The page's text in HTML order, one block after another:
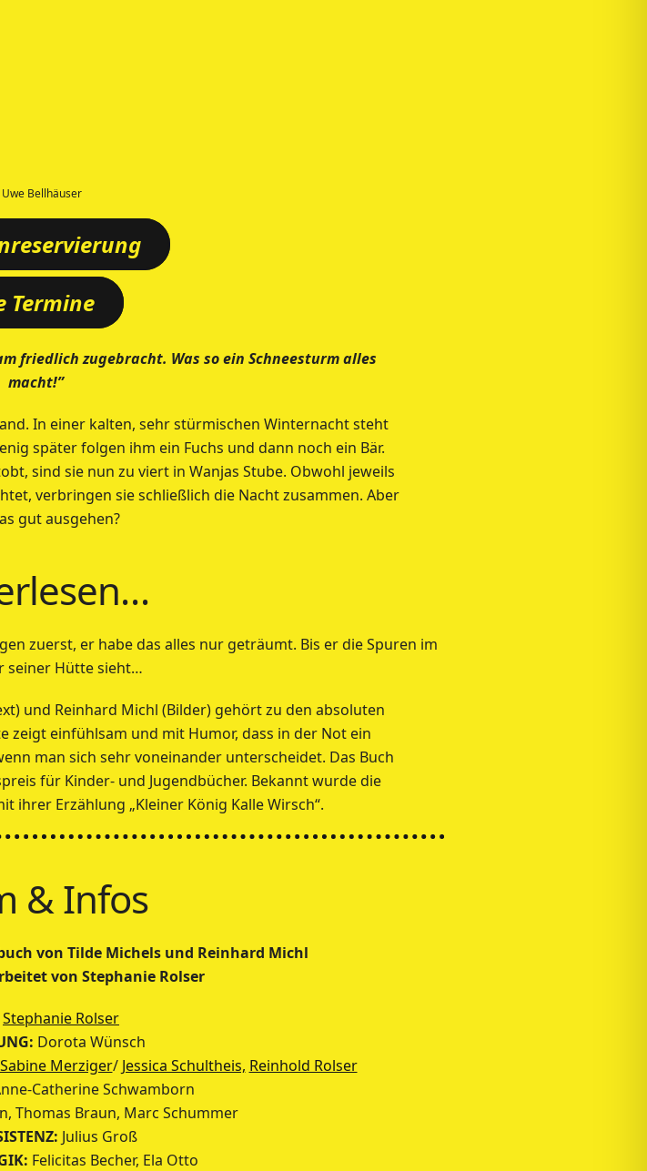
Termine
friedlich zugebracht. Was so ein Schneesturm alles
macht!”
In einer kalten, sehr stürmischen Winternacht steht
später folgen ihm ein Fuchs und dann noch ein Bär.
sind sie nun zu viert in Wanjas Stube. Obwohl jeweils
verbringen sie schließlich die Nacht zusammen. Aber
gut ausgehen?
zuerst, er habe das alles nur geträumt. Bis er die Spuren im
seiner Hütte sieht…
und Reinhard Michl (Bilder) gehört zu den absoluten
zeigt einfühlsam und mit Humor, dass in der Not ein
man sich sehr voneinander unterscheidet. Das Buch
für Kinder- und Jugendbücher. Bekannt wurde die
ihrer Erzählung „Kleiner König Kalle Wirsch“.
& Infos
von Tilde Michels und Reinhard Michl
von Stephanie Rolser
Stephanie Rolser
Dorota Wünsch
Sabine Merziger/ Jessica Schultheis, Reinhold Rolser
Catherine Schwamborn
Thomas Braun, Marc Schummer
Julius Groß
Felicitas Becher, Ela Otto
Bellhäuser